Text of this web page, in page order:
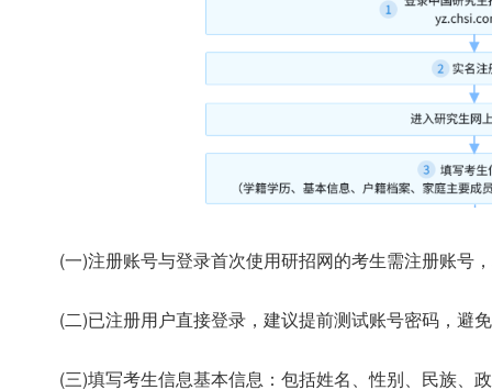
(一)注册账号与登录首次使用研招网的考生需注册账号
(二)已注册用户直接登录，建议提前测试账号密码，避
(三)填写考生信息基本信息：包括姓名、性别、民族、